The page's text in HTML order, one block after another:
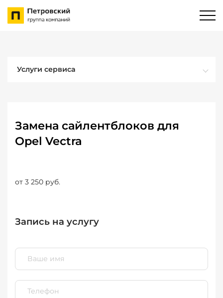
Услуги сервиса
Замена сайлентблоков для
Opel Vectra
от 3 250 руб.
Запись на услугу